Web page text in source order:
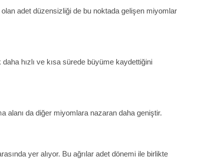
adet düzensizliği de bu noktada gelişen miyomlar
hızlı ve kısa sürede büyüme kaydettiğini
alanı da diğer miyomlara nazaran daha geniştir.
yer alıyor. Bu ağrılar adet dönemi ile birlikte